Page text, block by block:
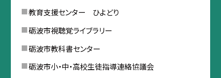
教育支援センター ひよどり
砺波市視聴覚ライブラリー
砺波市教科書センター
砺波市小・中・高校生徒指導連絡協議会